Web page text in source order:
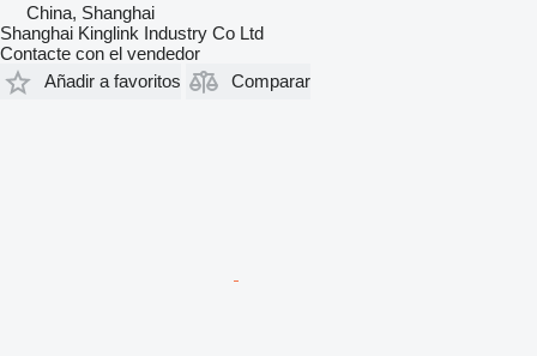
China, Shanghai
Shanghai Kinglink Industry Co Ltd
Contacte con el vendedor
Añadir a favoritos
Comparar